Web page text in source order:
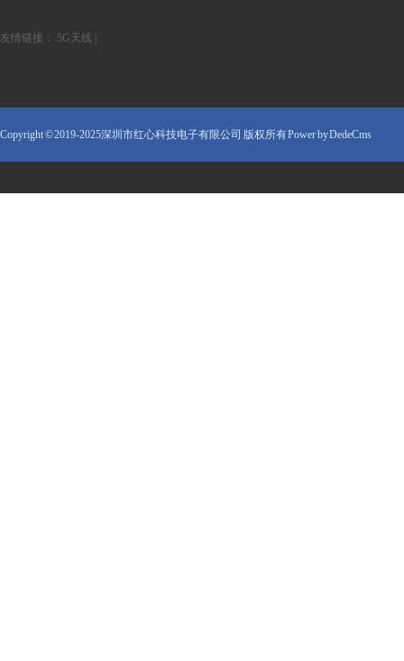
友情链接： 5G天线
Copyright © 2019-2025深圳市红心科技电子有限公司 版权所有Power by DedeCms